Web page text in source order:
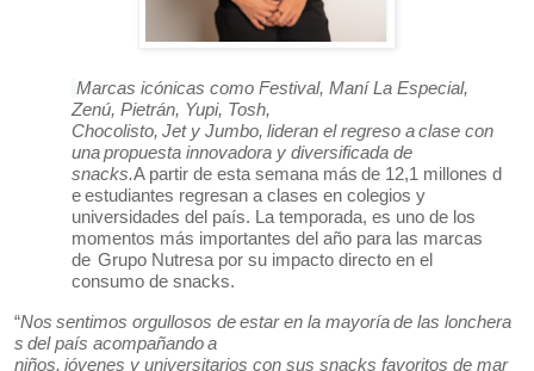
Marcas icónicas como Festival, Maní La Especial,
Zenú, Pietrán, Yupi, Tosh,
Chocolisto, Jet y Jumbo, lideran el regreso a clase con
una propuesta innovadora y diversificada de
snacks.A partir de esta semana más de 12,1 millones d
e estudiantes regresan a clases en colegios y
universidades del país. La temporada, es uno de los
momentos más importantes del año para las marcas
de Grupo Nutresa por su impacto directo en el
consumo de snacks.
“Nos sentimos orgullosos de estar en la mayoría de las lonchera
s del país acompañando a
niños, jóvenes y universitarios con sus snacks favoritos de mar